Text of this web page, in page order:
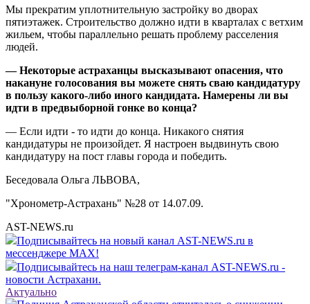
Мы прекратим уплотнительную застройку во дворах
пятиэтажек. Строительство должно идти в кварталах с ветхим
жильем, чтобы параллельно решать проблему расселения
людей.
— Некоторые астраханцы высказывают опасения, что
накануне голосования вы можете снять сваю кандидатуру
в пользу какого-либо иного кандидата. Намерены ли вы
идти в предвыборной гонке во конца?
— Если идти - то идти до конца. Никакого снятия
кандидатуры не произойдет. Я настроен выдвинуть свою
кандидатуру на пост главы города и победить.
Беседовала Ольга ЛЬВОВА,
"Хронометр-Астрахань" №28 от 14.07.09.
AST-NEWS.ru
Подписывайтесь на новый канал AST-NEWS.ru в
мессенджере MAX!
Подписывайтесь на наш телеграм-канал AST-NEWS.ru -
новости Астрахани.
Актуально